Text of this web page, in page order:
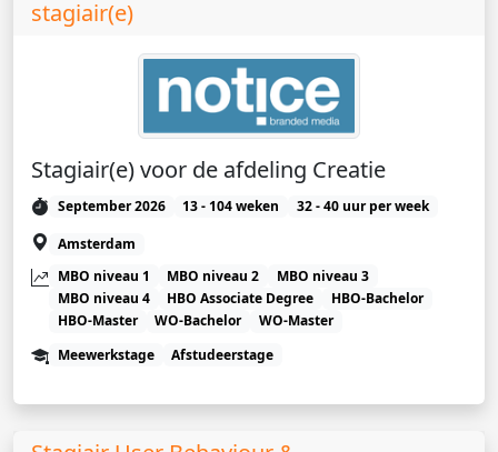
stagiair(e)
Stagiair(e) voor de afdeling Creatie
September 2026 13 - 104 weken
32 - 40 uur per week
Amsterdam
MBO niveau 1
MBO niveau 2
MBO niveau 3
MBO niveau 4
HBO Associate Degree
HBO-Bachelor
HBO-Master
WO-Bachelor
WO-Master
Meewerkstage
Afstudeerstage